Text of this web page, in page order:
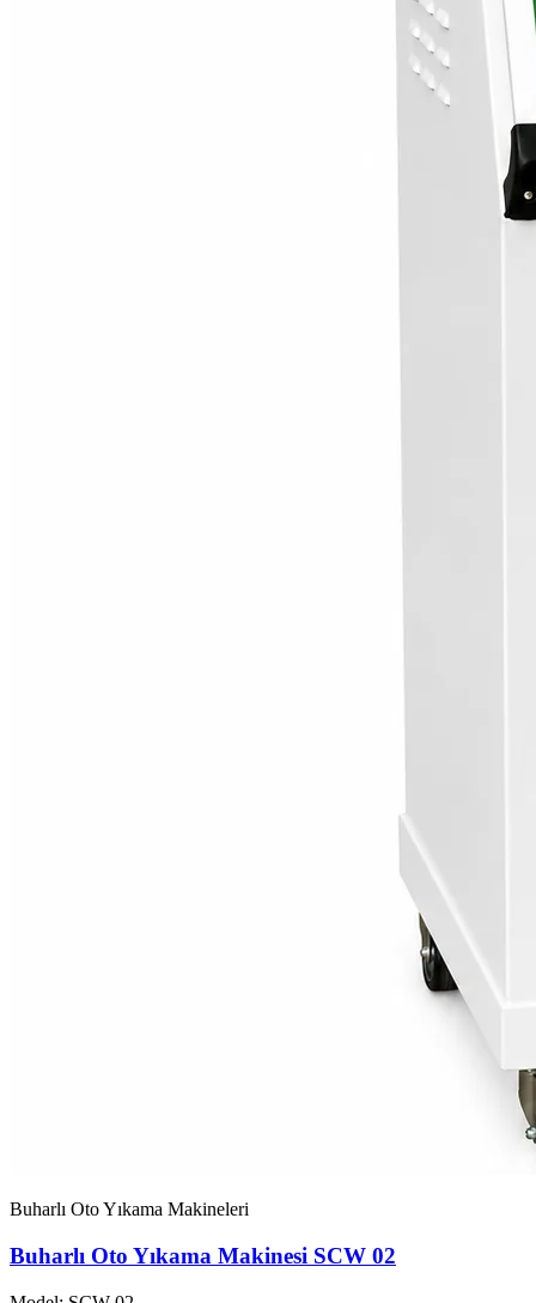
Buharlı Oto Yıkama Makineleri
Buharlı Oto Yıkama Makinesi SCW 02